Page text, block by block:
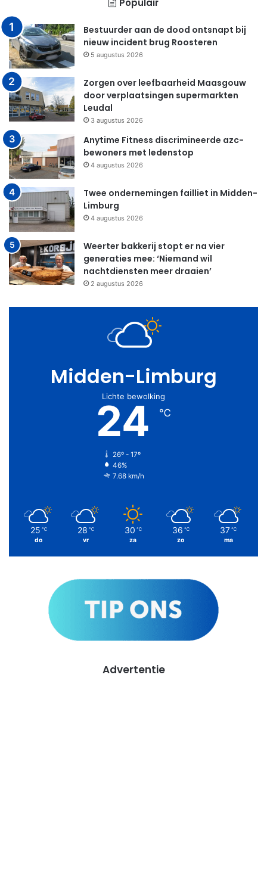
Populair
Bestuurder aan de dood ontsnapt bij
nieuw incident brug Roosteren
5 augustus 2026
Zorgen over leefbaarheid Maasgouw
door verplaatsingen supermarkten
Leudal
3 augustus 2026
Anytime Fitness discrimineerde azc-
bewoners met ledenstop
4 augustus 2026
Twee ondernemingen failliet in Midden-
Limburg
4 augustus 2026
Weerter bakkerij stopt er na vier
generaties mee: ‘Niemand wil
nachtdiensten meer draaien’
2 augustus 2026
Midden-Limburg
Lichte bewolking
24 ℃
26º - 17º
46%
7.68 km/h
25 ℃
do
28 ℃
vr
30 ℃
za
36 ℃
zo
37 ℃
ma
Advertentie